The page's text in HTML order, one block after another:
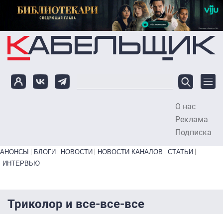
Перейти к основному содержанию
О нас
Реклама
Подписка
Primary links bottom
АНОНСЫ БЛОГИ НОВОСТИ НОВОСТИ КАНАЛОВ
СТАТЬИ
ИНТЕРВЬЮ
Триколор и все-все-все